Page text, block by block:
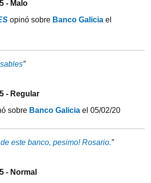
- Malo
opinó sobre Banco Galicia el
”
- Regular
sobre Banco Galicia el 05/02/20
este banco, pesimo! Rosario.”
- Normal